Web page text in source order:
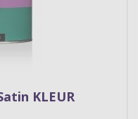
KLEUR